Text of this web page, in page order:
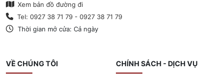
Xem bản đồ đường đi
Tel: 0927 38 71 79 - 0927 38 71 79
Thời gian mở cửa: Cả ngày
VỀ CHÚNG TÔI CHÍNH SÁCH - DỊCH VỤ